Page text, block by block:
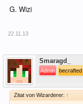
G. Wizi
22.11.13
Smaragd_
Admin becrafted
Zitat von Wizarderer: ↑